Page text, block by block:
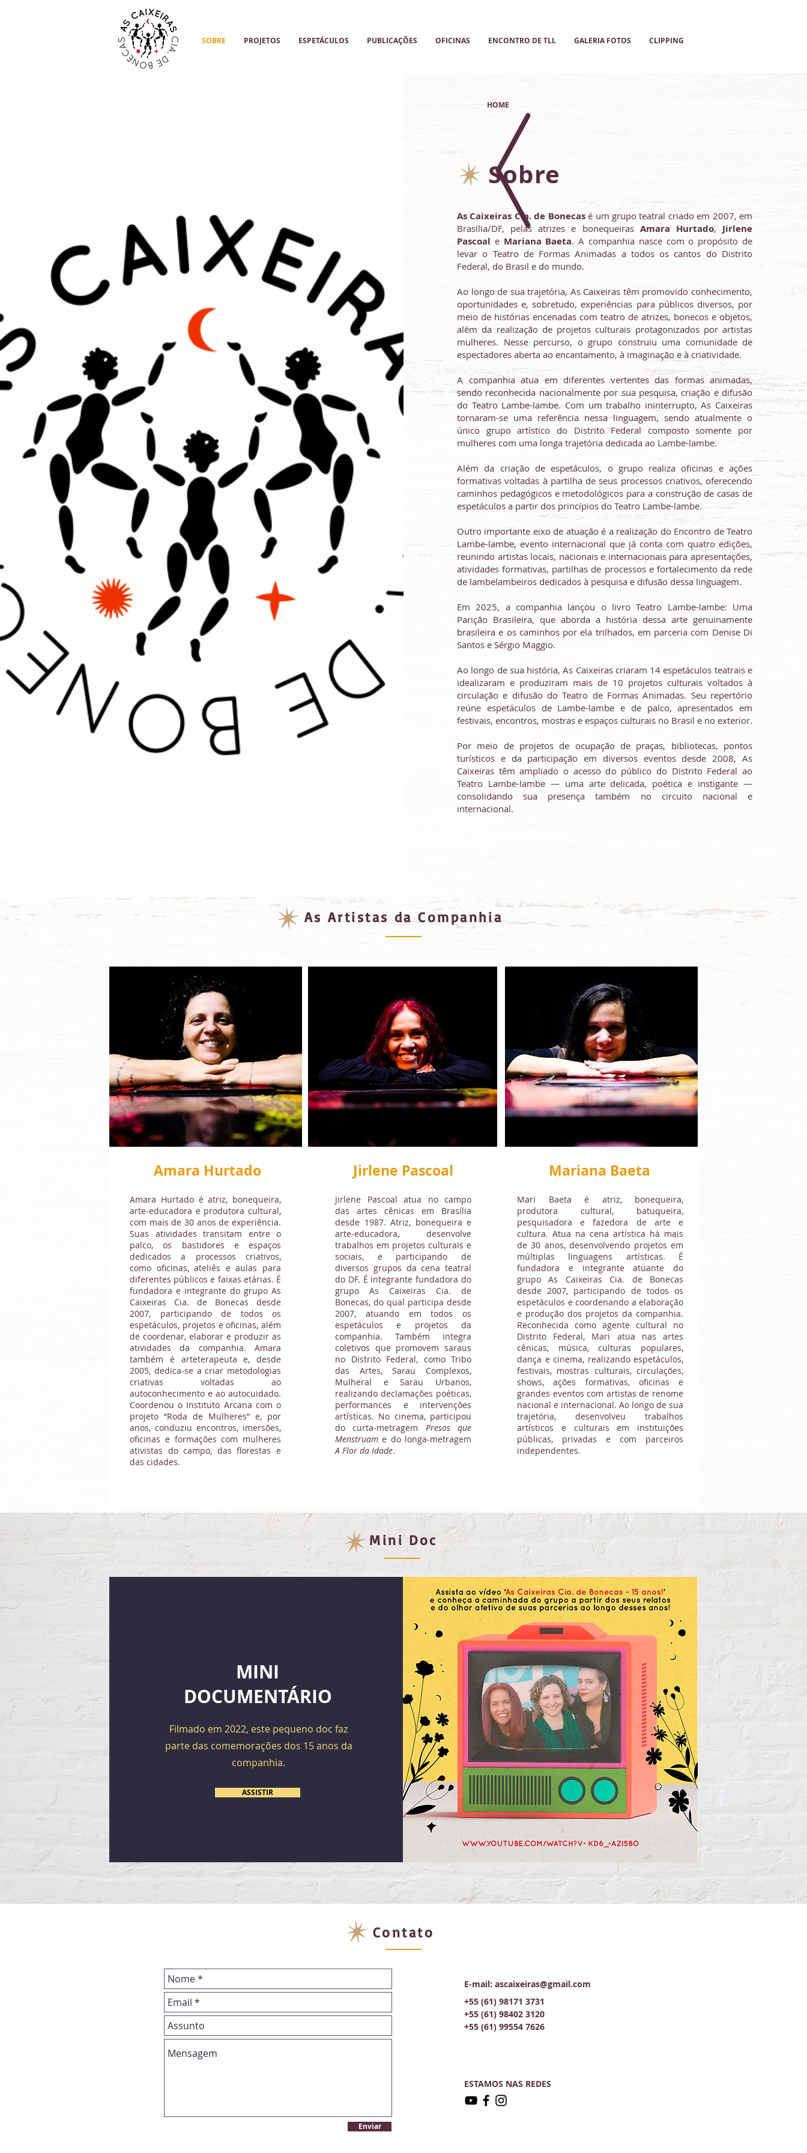
SOBRE PROJETOS ESPETÁCULOS PUBLICAÇÕES OFICINAS ENCONTRO DE TLL GALERIA FOTOS CLIPPING
HOME
Sobre
As Caixeiras Cia. de Bonecasé um grupo teatral criado em 2007, em
Brasília/DF, pelas atrizes e bonequeiras Amara Hurtado, Jirlene
Pascoal e Mariana Baeta. A companhia nasce com o propósito de
levar o Teatro de Formas Animadas a todos os cantos do Distrito
Federal, do Brasil e do mundo.
Ao longo de sua trajetória, As Caixeiras têm promovido conhecimento,
oportunidades e, sobretudo, experiências para públicos diversos, por
meio de histórias encenadas com teatro de atrizes, bonecos e objetos,
além da realização de projetos culturais protagonizados por artistas
mulheres. Nesse percurso, o grupo construiu uma comunidade de
espectadores aberta ao encantamento, à imaginação e à criatividade.
A companhia atua em diferentes vertentes das formas animadas,
sendo reconhecida nacionalmente por sua pesquisa, criação e difusão
do Teatro Lambe-lambe. Com um trabalho ininterrupto, As Caixeiras
tornaram-se uma referência nessa linguagem, sendo atualmente o
único grupo artístico do Distrito Federal composto somente por
mulheres com uma longa trajetória dedicada ao Lambe-lambe.
Além da criação de espetáculos, o grupo realiza oficinas e ações
formativas voltadas à partilha de seus processos criativos, oferecendo
caminhos pedagógicos e metodológicos para a construção de casas de
espetáculos a partir dos princípios do Teatro Lambe-lambe.
Outro importante eixo de atuação é a realização do Encontro de Teatro
Lambe-lambe, evento internacional que já conta com quatro edições,
reunindo artistas locais, nacionais e internacionais para apresentações,
atividades formativas, partilhas de processos e fortalecimento da rede
de lambelambeiros dedicados à pesquisa e difusão dessa linguagem.​
Em 2025, a companhia lançou o livro Teatro Lambe-lambe: Uma
Parição Brasileira, que aborda a história dessa arte genuinamente
brasileira e os caminhos por ela trilhados, em parceria com Denise Di
Santos e Sérgio Maggio.
Ao longo de sua história, As Caixeiras criaram 14 espetáculos teatrais e
idealizaram e produziram mais de 10 projetos culturais voltados à
circulação e difusão do Teatro de Formas Animadas. Seu repertório
reúne espetáculos de Lambe-lambe e de palco, apresentados em
festivais, encontros, mostras e espaços culturais no Brasil e no exterior.
Por meio de projetos de ocupação de praças, bibliotecas, pontos
turísticos e da participação em diversos eventos desde 2008, As
Caixeiras têm ampliado o acesso do público do Distrito Federal ao
Teatro Lambe-lambe — uma arte delicada, poética e instigante —
consolidando sua presença também no circuito nacional e
internacional.
As Artistas da Companhia
Amara Hurtado
Amara Hurtado é atriz, bonequeira,
arte-educadora e produtora cultural,
com mais de 30 anos de experiência.
Suas atividades transitam entre o
palco, os bastidores e espaços
dedicados a processos criativos,
como oficinas, ateliês e aulas para
diferentes públicos e faixas etárias. É
fundadora e integrante do grupo As
Caixeiras Cia. de Bonecas desde
2007, participando de todos os
espetáculos, projetos e oficinas, além
de coordenar, elaborar e produzir as
atividades da companhia. Amara
também é arteterapeuta e, desde
2005, dedica-se a criar metodologias
criativas voltadas ao
autoconhecimento e ao autocuidado.
Coordenou o Instituto Arcana com o
projeto “Roda de Mulheres” e, por
anos, conduziu encontros, imersões,
oficinas e formações com mulheres
ativistas do campo, das florestas e
das cidades.
Jirlene Pascoal
Jirlene Pascoal atua no campo
das artes cênicas em Brasília
desde 1987. Atriz, bonequeira e
arte-educadora, desenvolve
trabalhos em projetos culturais e
sociais, e participando de
diversos grupos da cena teatral
do DF. É integrante fundadora do
grupo As Caixeiras Cia. de
Bonecas, do qual participa desde
2007, atuando em todos os
espetáculos e projetos da
companhia. Também integra
coletivos que promovem saraus
no Distrito Federal, como Tribo
das Artes, Sarau Complexos,
Mulheral e Sarau Urbanos,
realizando declamações poéticas,
performances e intervenções
artísticas. No cinema, participou
do curta-metragem Presos que
Menstruam e do longa-metragem
A Flor da Idade.
Mariana Baeta
Mari Baeta é atriz, bonequeira,
produtora cultural, batuqueira,
pesquisadora e fazedora de arte e
cultura. Atua na cena artística há mais
de 30 anos, desenvolvendo projetos em
múltiplas linguagens artísticas. É
fundadora e integrante atuante do
grupo As Caixeiras Cia. de Bonecas
desde 2007, participando de todos os
espetáculos e coordenando a elaboração
e produção dos projetos da companhia.
Reconhecida como agente cultural no
Distrito Federal, Mari atua nas artes
cênicas, música, culturas populares,
dança e cinema, realizando espetáculos,
festivais, mostras culturais, circulações,
shows, ações formativas, oficinas e
grandes eventos com artistas de renome
nacional e internacional. Ao longo de sua
trajetória, desenvolveu trabalhos
artísticos e culturais em instituições
públicas, privadas e com parceiros
independentes.
Mini Doc
MINI
DOCUMENTÁRIO
Filmado em 2022, este pequeno doc faz
parte das comemorações dos 15 anos da
companhia.
ASSISTIR
Contato
Enviar
E-mail: ascaixeiras@gmail.com
+55 (61) 98171 3731
+55 (61) 98402 3120
+55 (61) 99554 7626
ESTAMOS NAS REDES